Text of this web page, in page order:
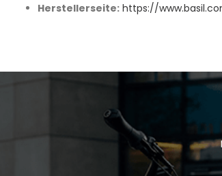
Herstellerseite: https://